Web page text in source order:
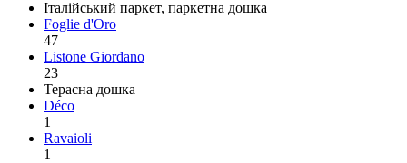
Італійський паркет, паркетна дошка
Foglie d'Oro
47
Listone Giordano
23
Терасна дошка
Déco
1
Ravaioli
1